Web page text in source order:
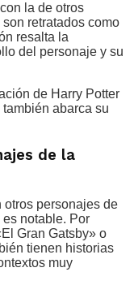
la de otros
retratados como
resalta la
del personaje y su
de Harry Potter
abarca su
de la
otros personajes de
es notable. Por
Gran Gatsby» o
tienen historias
muy